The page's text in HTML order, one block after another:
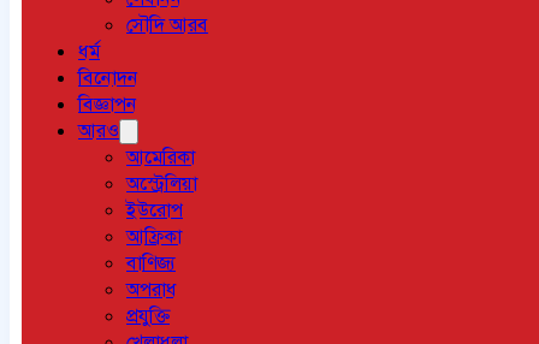
সৌদি আরব
ধর্ম
বিনোদন
বিজ্ঞাপন
আরও
আমেরিকা
অস্ট্রেলিয়া
ইউরোপ
আফ্রিকা
বাণিজ্য
অপরাধ
প্রযুক্তি